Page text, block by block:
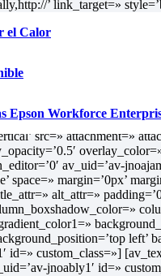
el Calor
Epson Workforce
’ link_target=»
subheading_size=’15’
font-size-title=» av-mini-
pleno color de alta precisión.
[av_section
border-styling’
bottom_border_style=»
custom_bg=»
src=» attachment=»
av_uid=’av-
space=» margin=’0px’
alt_attr=»
left’
id=» custom_class=»]
jnoably1′ id=»